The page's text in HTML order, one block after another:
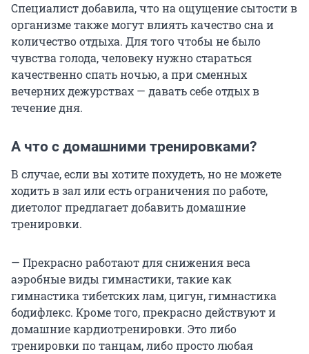
Специалист добавила, что на ощущение сытости в
организме также могут влиять качество сна и
количество отдыха. Для того чтобы не было
чувства голода, человеку нужно стараться
качественно спать ночью, а при сменных
вечерних дежурствах — давать себе отдых в
течение дня.
А что с домашними тренировками?
В случае, если вы хотите похудеть, но не можете
ходить в зал или есть ограничения по работе,
диетолог предлагает добавить домашние
тренировки.
— Прекрасно работают для снижения веса
аэробные виды гимнастики, такие как
гимнастика тибетских лам, цигун, гимнастика
бодифлекс. Кроме того, прекрасно действуют и
домашние кардиотренировки. Это либо
тренировки по танцам, либо просто любая